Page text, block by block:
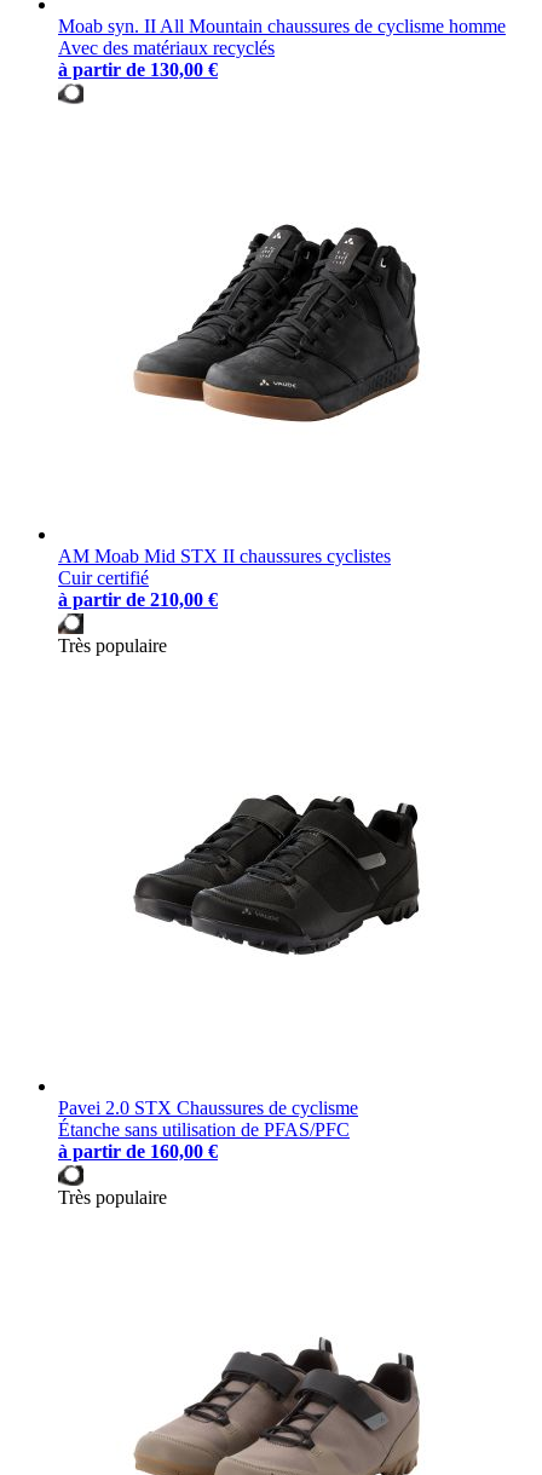
Moab syn. II All Mountain chaussures de cyclisme homme
Avec des matériaux recyclés
à partir de 130,00 €
AM Moab Mid STX II chaussures cyclistes
Cuir certifié
à partir de 210,00 €
Très populaire
Pavei 2.0 STX Chaussures de cyclisme
Étanche sans utilisation de PFAS/PFC
à partir de 160,00 €
Très populaire